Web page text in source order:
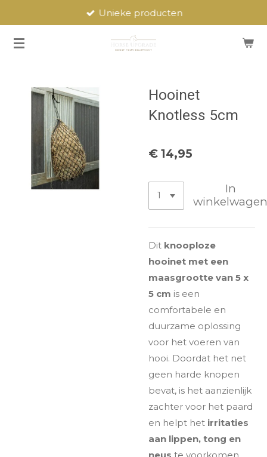
naar
Unieke producten
Hooinet
Knotless 5cm
€ 14,95
In
Dit knooploze
hooinet met een
maasgrootte van 5 x
5 cm is een
comfortabele en
duurzame oplossing
voor het voeren van
hooi. Doordat het net
geen harde knopen
bevat, is het aanzienlijk
zachter voor het paard
en helpt het irritaties
aan lippen, tong en